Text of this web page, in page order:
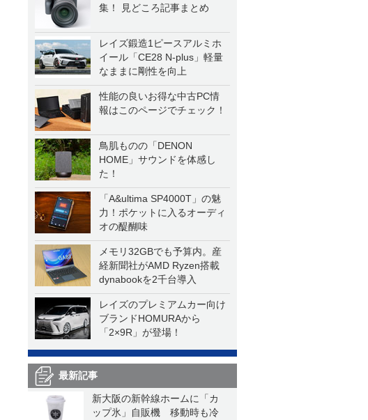
集！ 見どころ記事まとめ
レイズ鍛造1ピースアルミホ
イール「CE28 N-plus」軽量
なままに剛性を向上
性能の良いお得な中古PC情
報はこのページでチェック！
鳥肌ものの「DENON
HOME」サウンドを体感し
た！
「A&ultima SP4000T」の魅
力！ポケットに入るオーディ
オの醍醐味
メモリ32GBでも予算内。産
経新聞社がAMD Ryzen搭載
dynabookを2千台導入
レイズのプレミアムカー向け
ブランドHOMURAから
「2×9R」が登場！
最新記事
新大阪の新幹線ホームに「カ
ップ氷」自販機 移動時も冷